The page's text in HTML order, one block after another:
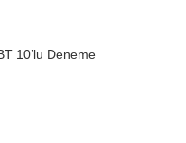
10’lu Deneme